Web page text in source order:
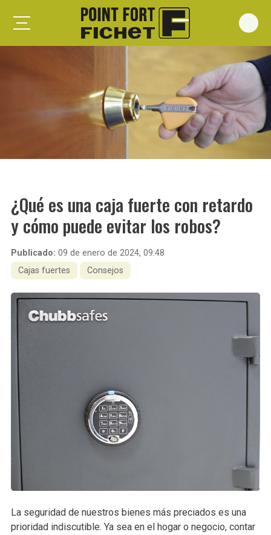
Foxeo HiS
Forges G375
Spheris His
Spheris Xp
Forstyl
Duo G071
Puertas trastero
¿Qué es una caja fuerte con retardo
y cómo puede evitar los robos?
Publicado: 09 de enero de 2024, 09:48
Cajas fuertes
Consejos
La seguridad de nuestros bienes más preciados es una
prioridad indiscutible. Ya sea en el hogar o negocio, contar